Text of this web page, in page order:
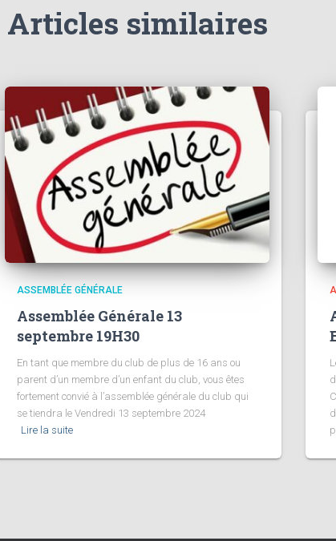
Articles similaires
ASSEMBLÉE GÉNÉRALE
Assemblée Générale 13
septembre 19H30
En tant que membre du club de plus de 16 ans ou
parent d’un membre d’un enfant du club, vous êtes
fortement convié à l’assemblée générale du club qui
se tiendra le Vendredi 13 septembre 2024
Lire la suite